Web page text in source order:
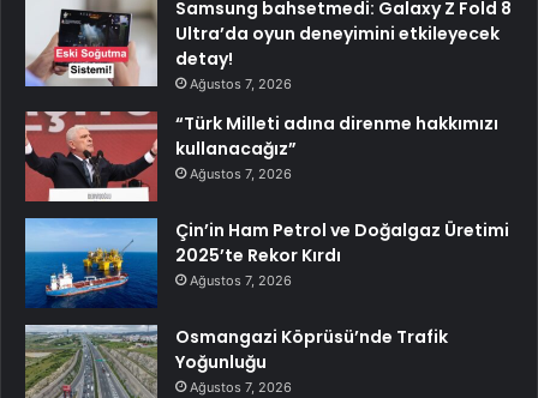
Samsung bahsetmedi: Galaxy Z Fold 8
Ultra’da oyun deneyimini etkileyecek
detay!
Ağustos 7, 2026
“Türk Milleti adına direnme hakkımızı
kullanacağız”
Ağustos 7, 2026
Çin’in Ham Petrol ve Doğalgaz Üretimi
2025’te Rekor Kırdı
Ağustos 7, 2026
Osmangazi Köprüsü’nde Trafik
Yoğunluğu
Ağustos 7, 2026